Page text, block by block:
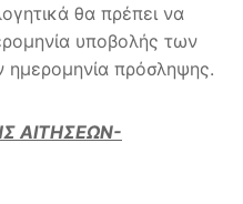
θα πρέπει να
υποβολής των
ημερομηνία πρόσληψης.
ΑΙΤΗΣΕΩΝ-